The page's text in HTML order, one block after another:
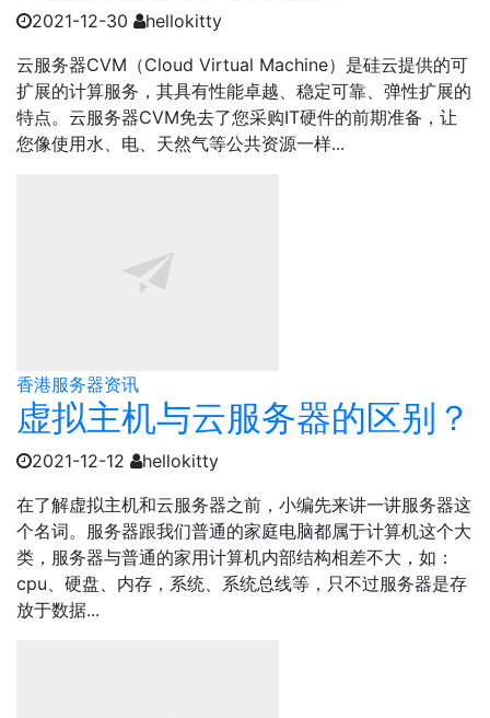
2021-12-30
hellokitty
云服务器CVM（Cloud Virtual Machine）是硅云提供的可
扩展的计算服务，其具有性能卓越、稳定可靠、弹性扩展的
特点。云服务器CVM免去了您采购IT硬件的前期准备，让
您像使用水、电、天然气等公共资源一样...
香港服务器资讯
虚拟主机与云服务器的区别？
2021-12-12
hellokitty
在了解虚拟主机和云服务器之前，小编先来讲一讲服务器这
个名词。服务器跟我们普通的家庭电脑都属于计算机这个大
类，服务器与普通的家用计算机内部结构相差不大，如：
cpu、硬盘、内存，系统、系统总线等，只不过服务器是存
放于数据...